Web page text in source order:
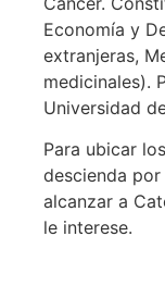
Economía y
extranjeras,
medicinales).
Universidad
Para ubicar
descienda
alcanzar a
le interese.